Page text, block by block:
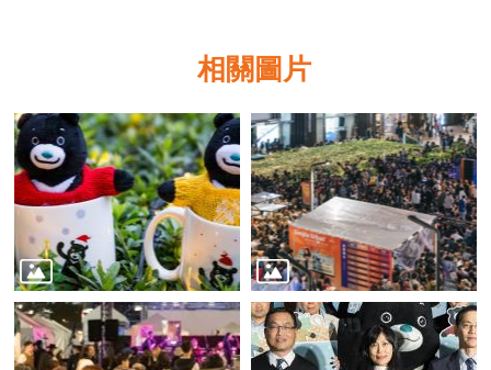
關
介
紹
業
務
資
訊
線
相關圖片